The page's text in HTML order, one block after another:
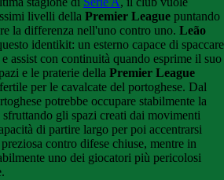
livelli della Premier League puntando
la differenza nell'uno contro uno. Leão
identikit: un esterno capace di spaccare
assist con continuità quando esprime il suo
e le praterie della Premier League
per le cavalcate del portoghese. Dal
potrebbe occupare stabilmente la
gli spazi creati dai movimenti
di partire largo per poi accentrarsi
contro difese chiuse, mentre in
uno dei giocatori più pericolosi